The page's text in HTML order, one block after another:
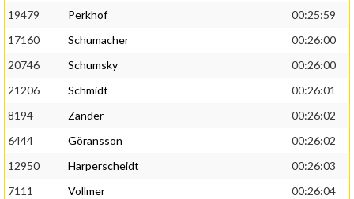
19479
Perkhof
00:25:59
17160
Schumacher
00:26:00
20746
Schumsky
00:26:00
21206
Schmidt
00:26:01
8194
Zander
00:26:02
6444
Göransson
00:26:02
12950
Harperscheidt
00:26:03
7111
Vollmer
00:26:04